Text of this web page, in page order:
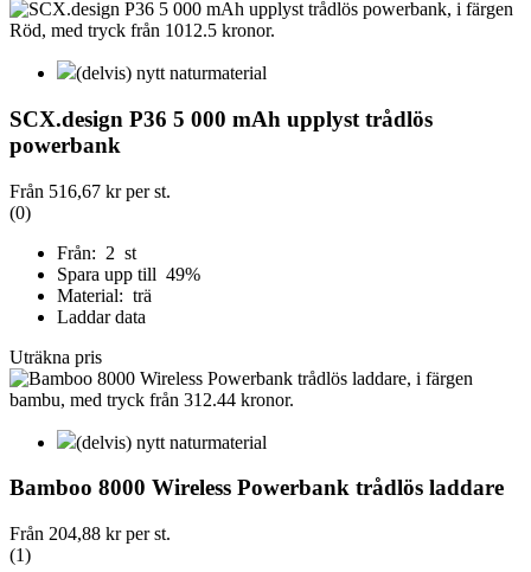
(delvis) nytt naturmaterial
SCX.design P36 5 000 mAh upplyst trådlös
powerbank
Från 516,67 krper st.
(0)
Från: 2 st
Spara upp till 49%
Material: trä
Laddar data
Uträkna pris
(delvis) nytt naturmaterial
Bamboo 8000 Wireless Powerbank trådlös laddare
Från 204,88 krper st.
(1)